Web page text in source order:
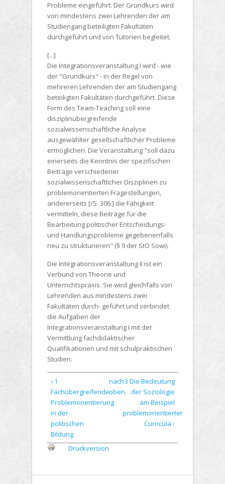
Probleme eingeführt. Der Grundkurs wird
von mindestens zwei Lehrenden der am
Studiengang beteiligten Fakultäten
durchgeführt und von Tutorien begleitet.
[...]
Die Integrationsveranstaltung I wird - wie
der "Grundkurs" - in der Regel von
mehreren Lehrenden der am Studiengang
beteiligten Fakultäten durchgeführt. Diese
Form des Team-Teaching soll eine
disziplinübergreifende
sozialwissenschaftliche Analyse
ausgewählter gesellschaftlicher Probleme
ermöglichen. Die Veranstaltung "soll dazu
einerseits die Kenntnis der spezifischen
Beiträge verschiedener
sozialwissenschaftlicher Disziplinen zu
problemorientierten Fragestellungen,
andererseits [/S. 306:] die Fähigkeit
vermitteln, diese Beiträge für die
Bearbeitung politischer Entscheidungs-
und Handlungsprobleme gegebenenfalls
neu zu strukturieren" (§ 9 der StO Sowi).
Die Integrationsveranstaltung II ist ein
Verbund von Theorie und
Unterrichtspraxis. Sie wird gleichfalls von
Lehrenden aus mindestens zwei
Fakultäten durch- geführt und verbindet
die Aufgaben der
Integrationsveranstaltung I mit der
Vermittlung fachdidaktischer
Qualifikationen und mit schulpraktischen
Studien.
‹ 1
Fachübergreifende
Problemorientierung
in der
politischen
Bildung
nach
oben
3 Die Bedeutung
der Soziologie
am Beispiel
problemorientierter
Curricula ›
Druckversion